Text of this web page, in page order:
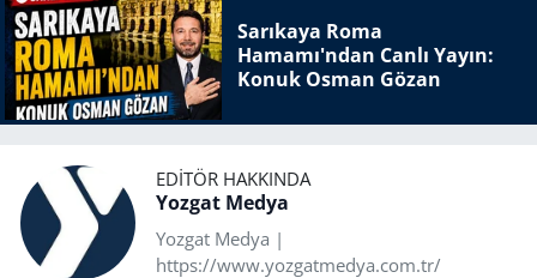
Sarıkaya Roma
Hamamı'ndan Canlı Yayın:
Konuk Osman Gözan
EDITÖR HAKKINDA
Yozgat Medya
Yozgat Medya |
https://www.yozgatmedya.com.tr/